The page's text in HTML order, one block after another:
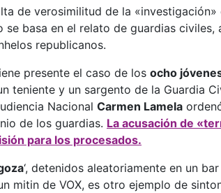
de verosimilitud de la
se basa en el relato de guardias
republicanos.
presente el caso de los ocho
teniente y un sargento de la Guardia
Nacional Carmen Lamela
de los guardias. La acusación de
para los procesados.
‘, detenidos aleatoriamente en un
mitin de VOX, es otro ejemplo de